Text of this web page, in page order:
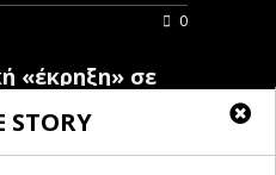
STORY
0
«έκρηξη» σε
της
ανοικοδόμηση